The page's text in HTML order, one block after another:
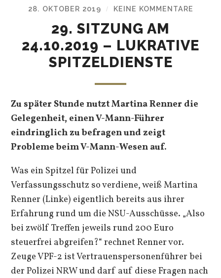
28. OKTOBER 2019 / KEINE KOMMENTARE
29. SITZUNG AM
24.10.2019 – LUKRATIVE
SPITZELDIENSTE
Zu später Stunde nutzt Martina Renner die
Gelegenheit, einen V-Mann-Führer
eindringlich zu befragen und zeigt
Probleme beim V-Mann-Wesen auf.
Was ein Spitzel für Polizei und
Verfassungsschutz so verdiene, weiß Martina
Renner (Linke) eigentlich bereits aus ihrer
Erfahrung rund um die NSU-Ausschüsse. „Also
bei zwölf Treffen jeweils rund 200 Euro
steuerfrei abgreifen?“ rechnet Renner vor.
Zeuge VPF-2 ist Vertrauenspersonenführer bei
der Polizei NRW und darf auf diese Fragen nach